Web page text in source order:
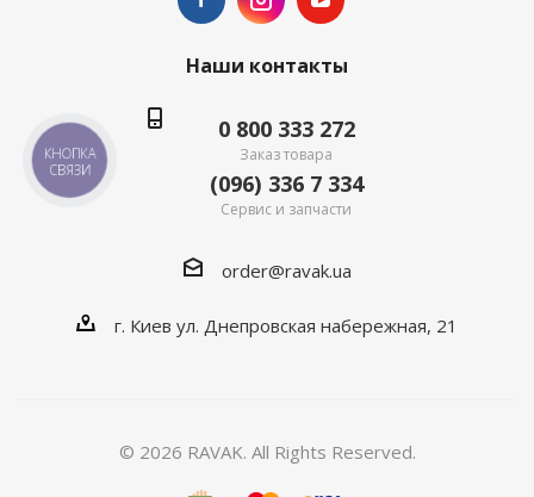
Наши контакты
0 800 333 272
Заказ товара
(096) 336 7 334
Сервис и запчасти
order@ravak.ua
г. Киев ул. Днепровская набережная, 21
© 2026 RAVAK. All Rights Reserved.
КНОПКА
СВЯЗИ